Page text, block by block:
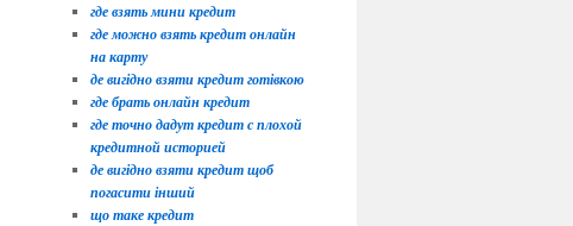
где взять мини кредит
где можно взять кредит онлайн
на карту
де вигідно взяти кредит готівкою
где брать онлайн кредит
где точно дадут кредит с плохой
кредитной историей
де вигідно взяти кредит щоб
погасити інший
що таке кредит